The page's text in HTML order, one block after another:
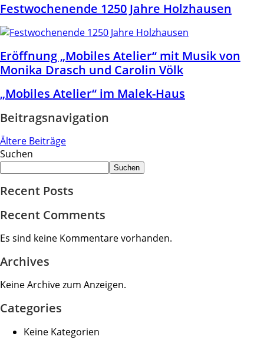
Festwochenende 1250 Jahre Holzhausen
Eröffnung „Mobiles Atelier“ mit Musik von
Monika Drasch und Carolin Völk
„Mobiles Atelier“ im Malek-Haus
Beitragsnavigation
Ältere Beiträge
Suchen
Suchen
Recent Posts
Recent Comments
Es sind keine Kommentare vorhanden.
Archives
Keine Archive zum Anzeigen.
Categories
Keine Kategorien